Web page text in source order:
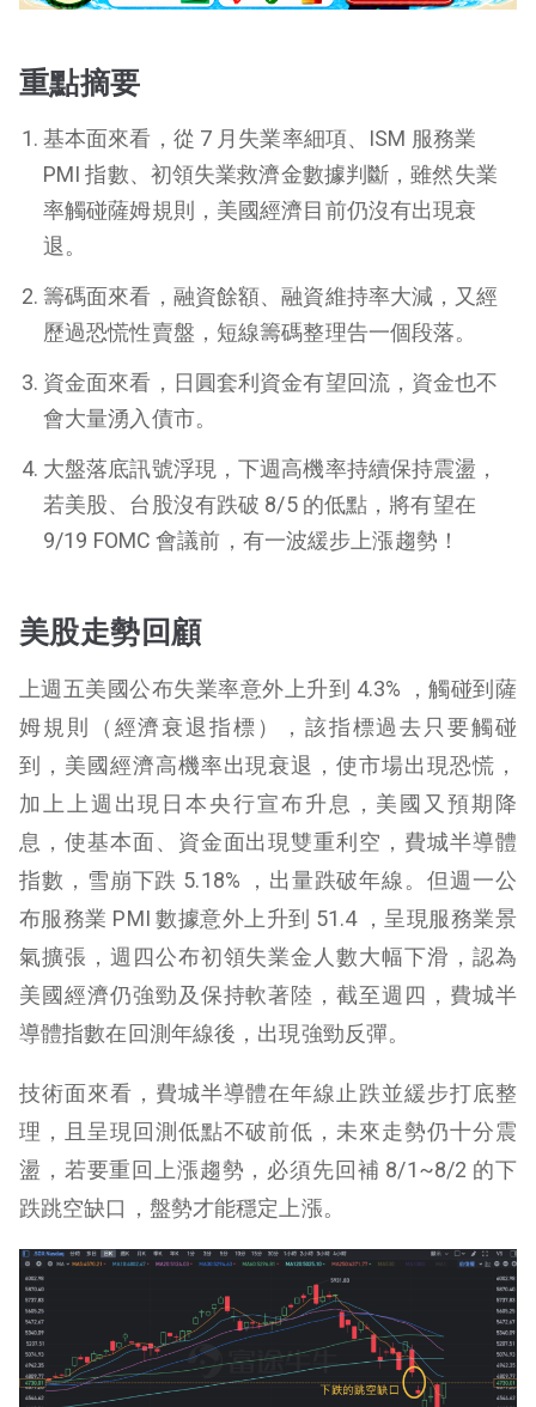
重點摘要
基本面來看，從 7 月失業率細項、ISM 服務業
PMI 指數、初領失業救濟金數據判斷，雖然失業
率觸碰薩姆規則，美國經濟目前仍沒有出現衰
退。
籌碼面來看，融資餘額、融資維持率大減，又經
歷過恐慌性賣盤，短線籌碼整理告一個段落。
資金面來看，日圓套利資金有望回流，資金也不
會大量湧入債市。
大盤落底訊號浮現，下週高機率持續保持震盪，
若美股、台股沒有跌破 8/5 的低點，將有望在
9/19 FOMC 會議前，有一波緩步上漲趨勢！
美股走勢回顧
上週五美國公布失業率意外上升到 4.3% ，觸碰到薩
姆規則（經濟衰退指標），該指標過去只要觸碰
到，美國經濟高機率出現衰退，使市場出現恐慌，
加上上週出現日本央行宣布升息，美國又預期降
息，使基本面、資金面出現雙重利空，費城半導體
指數，雪崩下跌 5.18% ，出量跌破年線。但週一公
布服務業 PMI 數據意外上升到 51.4 ，呈現服務業景
氣擴張，週四公布初領失業金人數大幅下滑，認為
美國經濟仍強勁及保持軟著陸，截至週四，費城半
導體指數在回測年線後，出現強勁反彈。
技術面來看，費城半導體在年線止跌並緩步打底整
理，且呈現回測低點不破前低，未來走勢仍十分震
盪，若要重回上漲趨勢，必須先回補 8/1~8/2 的下
跌跳空缺口，盤勢才能穩定上漲。